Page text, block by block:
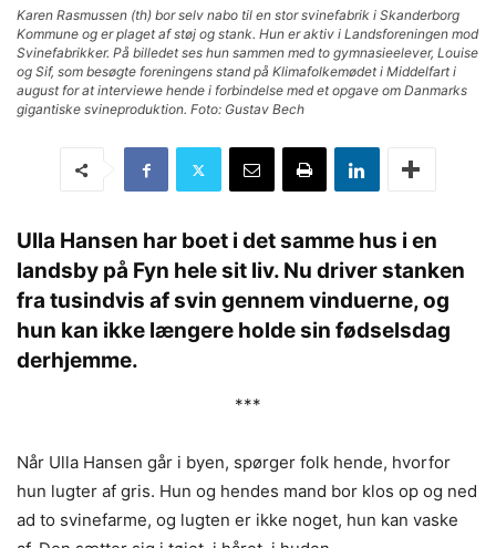
Karen Rasmussen (th) bor selv nabo til en stor svinefabrik i Skanderborg
Kommune og er plaget af støj og stank. Hun er aktiv i Landsforeningen mod
Svinefabrikker. På billedet ses hun sammen med to gymnasieelever, Louise
og Sif, som besøgte foreningens stand på Klimafolkemødet i Middelfart i
august for at interviewe hende i forbindelse med et opgave om Danmarks
gigantiske svineproduktion. Foto: Gustav Bech
Ulla Hansen har boet i det samme hus i en
landsby på Fyn hele sit liv. Nu driver stanken
fra tusindvis af svin gennem vinduerne, og
hun kan ikke længere holde sin fødselsdag
derhjemme.
***
Når Ulla Hansen går i byen, spørger folk hende, hvorfor
hun lugter af gris. Hun og hendes mand bor klos op og ned
ad to svinefarme, og lugten er ikke noget, hun kan vaske